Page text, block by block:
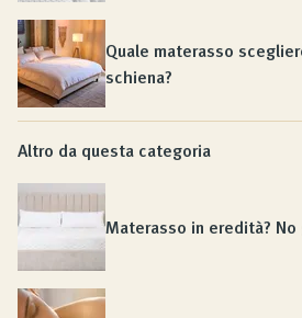
Quale materasso
schiena?
Altro da questa categoria
Materasso in eredità? No